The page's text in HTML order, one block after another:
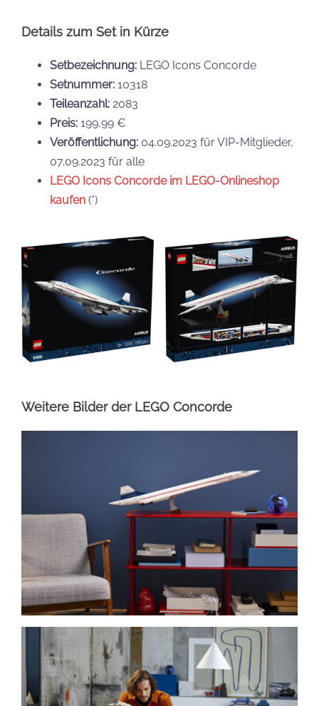
Details zum Set in Kürze
Setbezeichnung: LEGO Icons Concorde
Setnummer: 10318
Teileanzahl: 2083
Preis: 199,99 €
Veröffentlichung: 04.09.2023 für VIP-Mitglieder,
07.09.2023 für alle
LEGO Icons Concorde im LEGO-Onlineshop
kaufen (*)
Weitere Bilder der LEGO Concorde